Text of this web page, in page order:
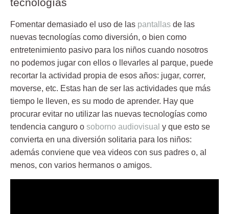
tecnologías
Fomentar demasiado el uso de las pantallas de las
nuevas tecnologías como diversión, o bien como
entretenimiento pasivo para los niños cuando nosotros
no podemos jugar con ellos o llevarles al parque, puede
recortar la actividad propia de esos años: jugar, correr,
moverse, etc. Estas han de ser las actividades que más
tiempo le lleven, es su modo de aprender. Hay que
procurar evitar no utilizar las nuevas tecnologías como
tendencia canguro o soborno audiovisual y que esto se
convierta en una diversión solitaria para los niños:
además conviene que vea videos con sus padres o, al
menos, con varios hermanos o amigos.